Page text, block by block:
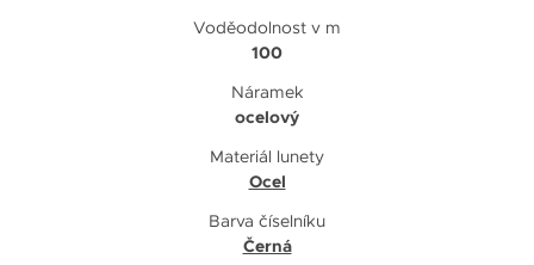
Voděodolnost v m
100
Náramek
ocelový
Materiál lunety
Ocel
Barva číselníku
Černá